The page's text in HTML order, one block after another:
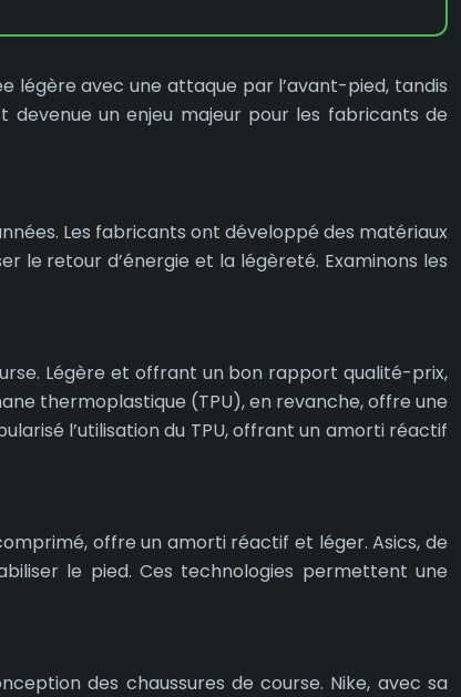
légère avec une attaque par l’avant-pied, tandis
devenue un enjeu majeur pour les fabricants de
Les fabricants ont développé des matériaux
le retour d’énergie et la légèreté. Examinons les
Légère et offrant un bon rapport qualité-prix,
thermoplastique (TPU), en revanche, offre une
l’utilisation du TPU, offrant un amorti réactif
offre un amorti réactif et léger. Asics, de
le pied. Ces technologies permettent une
des chaussures de course. Nike, avec sa